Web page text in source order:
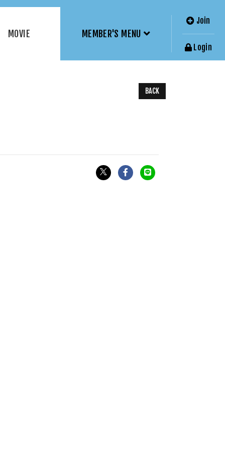
MOVIE MEMBER'S MENU
Join
Login
BACK